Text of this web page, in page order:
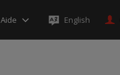
Aide English